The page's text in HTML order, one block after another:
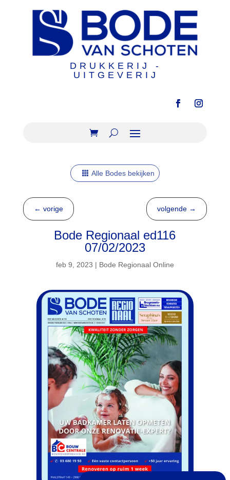
DRUKKERIJ -
UITGEVERIJ
Alle Bodes bekijken
← vorige volgende →
Bode Regionaal ed116
07/02/2023
feb 9, 2023 | Bode Regionaal Online